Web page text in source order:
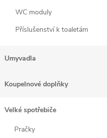
WC moduly
Příslušenství k toaletám
Umyvadla
Koupelnové doplňky
Velké spotřebiče
Pračky